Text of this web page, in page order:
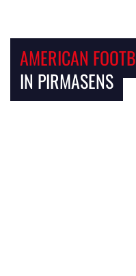
AMERICAN
IN PIRMASENS